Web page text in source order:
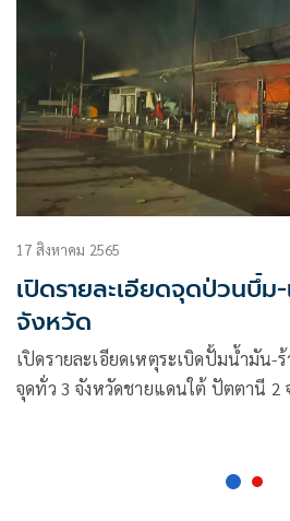
17 สิงหาคม 2565
เปิดรายละเอียดจุดป่วนบึ้ม-
จังหวัด
เปิดรายละเอียดเหตุระเบิดปั้มน้ำมัน-
จุดทั่ว 3 จังหวัดชายแดนใต้ ปัตตานี 2